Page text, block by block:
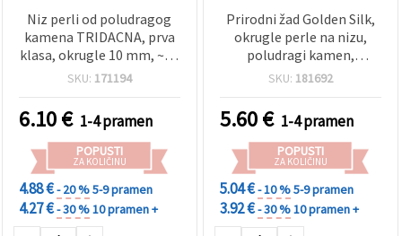
Niz perli od poludragog
kamena TRIDACNA, prva
klasa, okrugle 10 mm, ~40
kom
SKU: 171194
6.10€ 1-4 pramen
POPUSTI
ZA KOLIČINU
4.88 €- 20 %5-9 pramen
4.27 €- 30 %10 pramen +
Prirodni žad Golden Silk,
okrugle perle na nizu,
poludragi kamen,
kvaliteta A, 6 mm, cca 58
(narukvice, ogrlice)
SKU: 181692
5.60€ 1-4 pramen
POPUSTI
ZA KOLIČINU
5.04 €- 10 %5-9 pramen
3.92 €- 30 %10 pramen +